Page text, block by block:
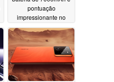
pontuação
impressionante no
AnTuTu11/26/2024